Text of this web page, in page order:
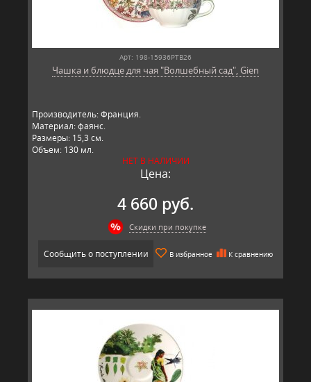
Арт: 198-15936PTB26
Чашка и блюдце для чая "Волшебный сад", Gien
Производитель: Франция.
Материал: фаянс.
Размеры: 15,3 см.
Объем: 130 мл.
НЕТ В НАЛИЧИИ
Цена:
4 660 руб.
Скидки при покупке
Сообщить о поступлении В избранное К сравнению